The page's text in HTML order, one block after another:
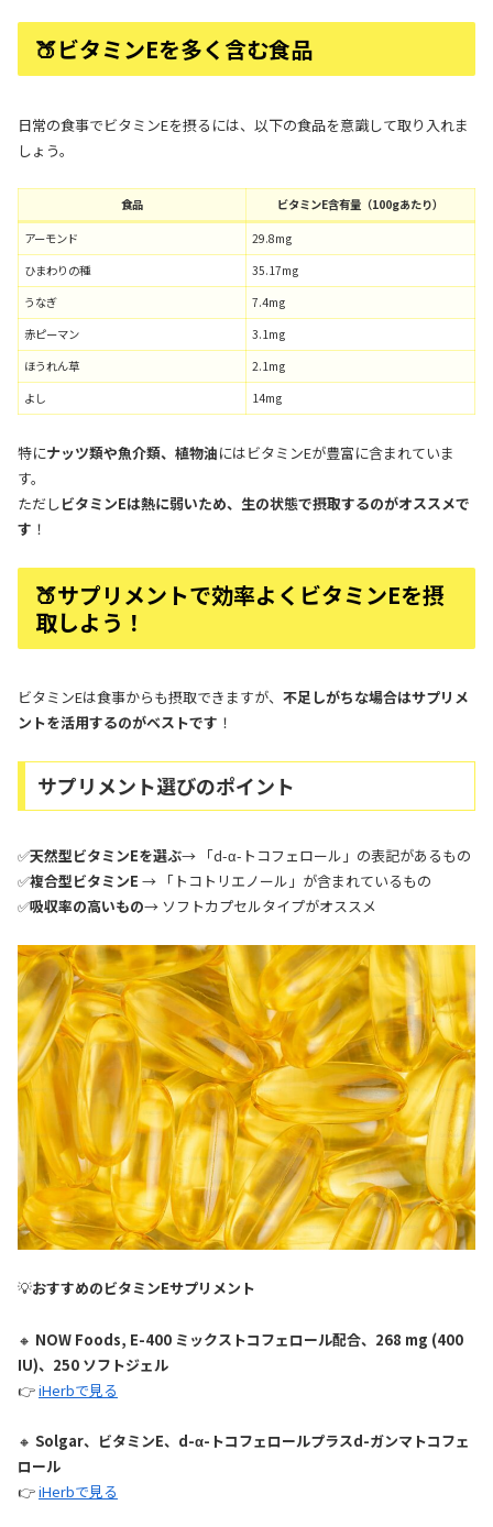
🍑ビタミンEを多く含む食品
日常の食事でビタミンEを摂るには、以下の食品を意識して取り入れま
しょう。
食品 ビタミンE含有量（100gあたり）
アーモンド
29.8mg
ひまわりの種
35.17mg
うなぎ
7.4mg
赤ピーマン
3.1mg
ほうれん草
2.1mg
よし
14mg
特にナッツ類や魚介類、植物油にはビタミンEが豊富に含まれていま
す。
ただしビタミンEは熱に弱いため、生の状態で摂取するのがオススメで
す ！
🍑サプリメントで効率よくビタミンEを摂
取しよう！
ビタミンEは食事からも摂取できますが、 不足しがちな場合はサプリメ
ントを活用するのがベストです ！
サプリメント選びのポイント
✅天然型ビタミンEを選ぶ→ 「d-α-トコフェロール」の表記があるもの
✅複合型ビタミンE → 「トコトリエノール」が含まれているもの
✅吸収率の高いもの→ ソフトカプセルタイプがオススメ
💡おすすめのビタミンEサプリメント
🔸 NOW Foods, E-400 ミックストコフェロール配合、268 mg (400
IU)、250 ソフトジェル
👉iHerbで見る
🔸 Solgar、ビタミンE、d-α-トコフェロールプラスd-ガンマトコフェ
ロール
👉iHerbで見る